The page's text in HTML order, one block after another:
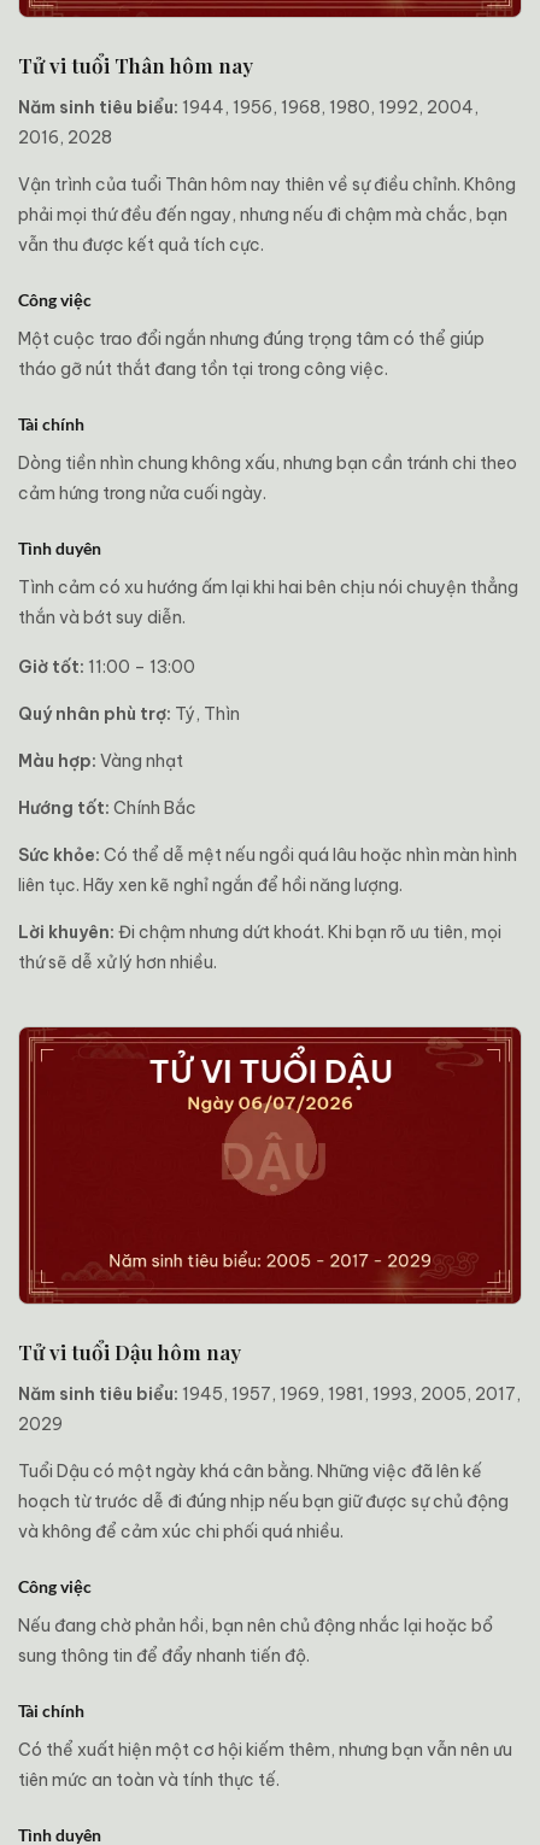
Tử vi tuổi Thân hôm nay
Năm sinh tiêu biểu: 1944, 1956, 1968, 1980, 1992, 2004,
2016, 2028
Vận trình của tuổi Thân hôm nay thiên về sự điều chỉnh. Không
phải mọi thứ đều đến ngay, nhưng nếu đi chậm mà chắc, bạn
vẫn thu được kết quả tích cực.
Công việc
Một cuộc trao đổi ngắn nhưng đúng trọng tâm có thể giúp
tháo gỡ nút thắt đang tồn tại trong công việc.
Tài chính
Dòng tiền nhìn chung không xấu, nhưng bạn cần tránh chi theo
cảm hứng trong nửa cuối ngày.
Tình duyên
Tình cảm có xu hướng ấm lại khi hai bên chịu nói chuyện thẳng
thắn và bớt suy diễn.
Giờ tốt: 11:00 – 13:00
Quý nhân phù trợ: Tý, Thìn
Màu hợp: Vàng nhạt
Hướng tốt: Chính Bắc
Sức khỏe: Có thể dễ mệt nếu ngồi quá lâu hoặc nhìn màn hình
liên tục. Hãy xen kẽ nghỉ ngắn để hồi năng lượng.
Lời khuyên: Đi chậm nhưng dứt khoát. Khi bạn rõ ưu tiên, mọi
thứ sẽ dễ xử lý hơn nhiều.
Tử vi tuổi Dậu hôm nay
Năm sinh tiêu biểu: 1945, 1957, 1969, 1981, 1993, 2005, 2017,
2029
Tuổi Dậu có một ngày khá cân bằng. Những việc đã lên kế
hoạch từ trước dễ đi đúng nhịp nếu bạn giữ được sự chủ động
và không để cảm xúc chi phối quá nhiều.
Công việc
Nếu đang chờ phản hồi, bạn nên chủ động nhắc lại hoặc bổ
sung thông tin để đẩy nhanh tiến độ.
Tài chính
Có thể xuất hiện một cơ hội kiếm thêm, nhưng bạn vẫn nên ưu
tiên mức an toàn và tính thực tế.
Tình duyên